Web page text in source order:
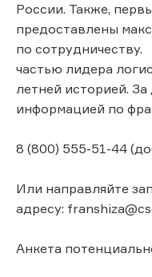
России. Также,
предоставлены
по
частью лидера
летней историей.
информацией по
8 (800) 555-51-44
Или направляйте
адресу:
Анкета